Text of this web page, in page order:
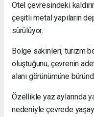
Otel çevresindeki
çeşitli metal yapıların
sürülüyor.
Bölge sakinleri, turizm
oluştuğunu, çevrenin
alanı görünümüne
Özellikle yaz aylarında
nedeniyle çevrede